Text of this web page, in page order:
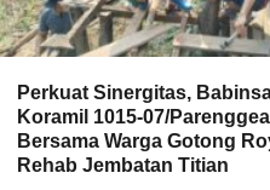
Perkuat Sinergitas,
Koramil 1015-07/
Bersama Warga Gotong
Rehab Jembatan Titian